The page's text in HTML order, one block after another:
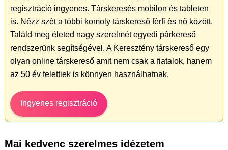
regisztráció ingyenes. Társkeresés mobilon és tableten
is. Nézz szét a többi komoly társkereső férfi és nő között.
Találd meg életed nagy szerelmét egyedi párkereső
rendszerünk segítségével. A Keresztény társkereső egy
olyan online társkereső amit nem csak a fiatalok, hanem
az 50 év felettiek is könnyen használhatnak.
Ingyenes regisztráció
Mai kedvenc szerelmes idézetem